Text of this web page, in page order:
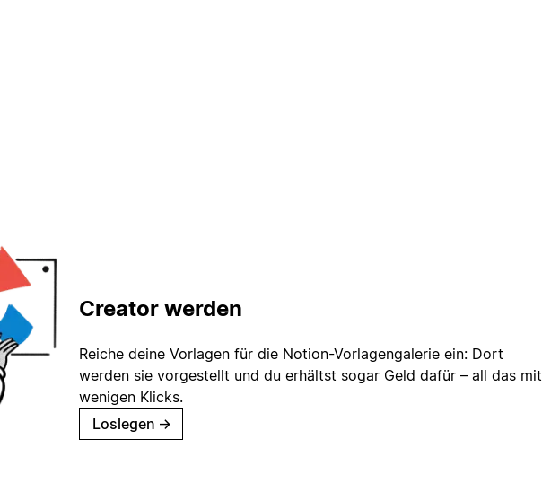
Creator werden
Reiche deine Vorlagen für die Notion-Vorlagengalerie ein: Dort
werden sie vorgestellt und du erhältst sogar Geld dafür – all das mit
wenigen Klicks.
Loslegen →